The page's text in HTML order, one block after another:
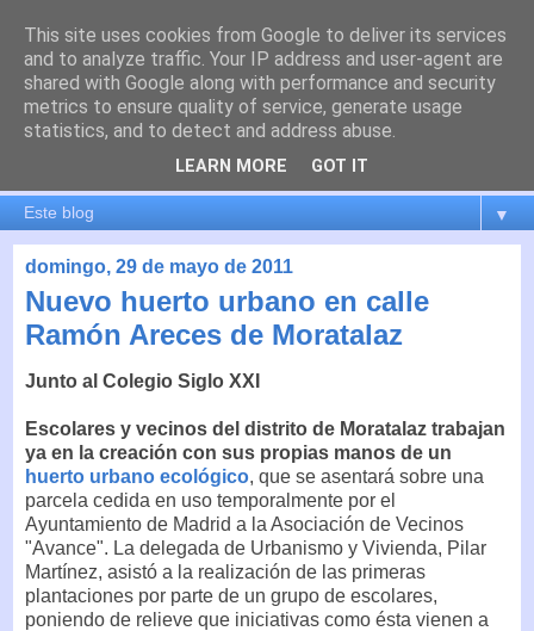
es por madrid
El blog de Madrid y su actualidad, proyectos, transporte,
movilidad, arquitectura, participación, medio ambiente,
educación, empleo, ...
▼
domingo, 29 de mayo de 2011
Nuevo huerto urbano en calle
Ramón Areces de Moratalaz
Junto al Colegio Siglo XXI
Escolares y vecinos del distrito de Moratalaz trabajan
ya en la creación con sus propias manos de un
huerto urbano ecológico, que se asentará sobre una
parcela cedida en uso temporalmente por el
Ayuntamiento de Madrid a la Asociación de Vecinos
"Avance". La delegada de Urbanismo y Vivienda, Pilar
Martínez, asistó a la realización de las primeras
plantaciones por parte de un grupo de escolares,
poniendo de relieve que iniciativas como ésta vienen a
This site uses cookies from Google to deliver its services
and to analyze traffic. Your IP address and user-agent are
shared with Google along with performance and security
metrics to ensure quality of service, generate usage
statistics, and to detect and address abuse.
LEARN MORE GOT IT